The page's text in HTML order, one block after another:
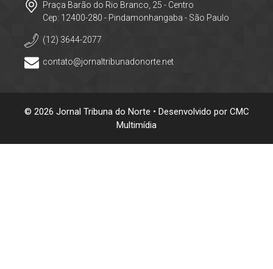
Praça Barão do Rio Branco, 25 - Centro
Cep: 12400-280 - Pindamonhangaba - São Paulo
(12) 3644-2077
contato@jornaltribunadonorte.net
© 2026 Jornal Tribuna do Norte • Desenvolvido por CMC
Multimídia